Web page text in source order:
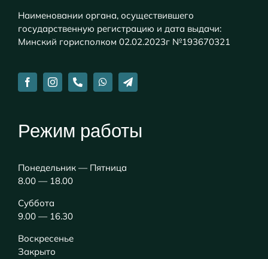
Наименовании органа, осуществившего
государственную регистрацию и дата выдачи:
Минский горисполком 02.02.2023г №193670321
Режим работы
Понедельник — Пятница
8.00 — 18.00
Суббота
9.00 — 16.30
Воскресенье
Закрыто